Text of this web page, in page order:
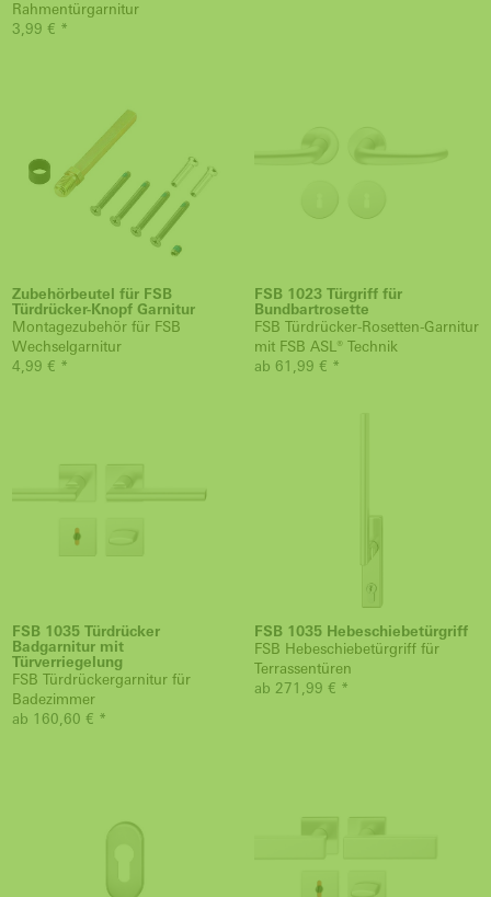
Rahmentürgarnitur
3,99 € *
Zubehörbeutel für FSB
Türdrücker-Knopf Garnitur
Montagezubehör für FSB
Wechselgarnitur
4,99 € *
FSB 1023 Türgriff für
Bundbartrosette
FSB Türdrücker-Rosetten-Garnitur
mit FSB ASL® Technik
ab 61,99 € *
FSB 1035 Türdrücker
Badgarnitur mit
Türverriegelung
FSB Türdrückergarnitur für
Badezimmer
ab 160,60 € *
FSB 1035 Hebeschiebetürgriff
FSB Hebeschiebetürgriff für
Terrassentüren
ab 271,99 € *